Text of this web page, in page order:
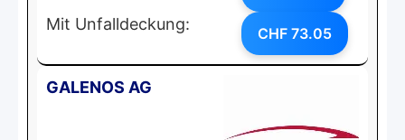
Mit Unfalldeckung: CHF 73.05
GALENOS AG